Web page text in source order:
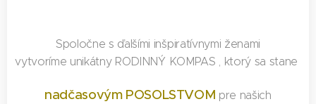
Spoločne s ďalšími inšpiratívnymi ženami
vytvoríme unikátny RODINNÝ KOMPAS , ktorý sa stane
nadčasovým POSOLSTVOM pre našich